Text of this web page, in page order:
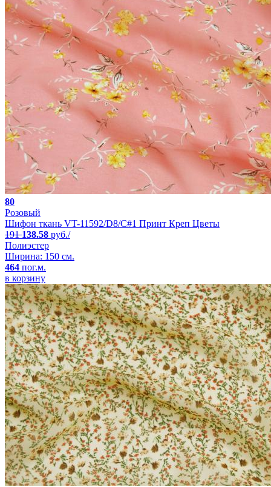
80
Розовый
Шифон ткань VT-11592/D8/C#1 Принт Креп Цветы
191138.58 руб./
Полиэстер
Ширина: 150 см.
464 пог.м.
в корзину